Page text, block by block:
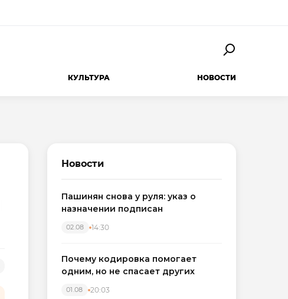
КУЛЬТУРА НОВОСТИ
Новости
Пашинян снова у руля: указ о
назначении подписан
02.08 14:30
Почему кодировка помогает
одним, но не спасает других
01.08 20:03